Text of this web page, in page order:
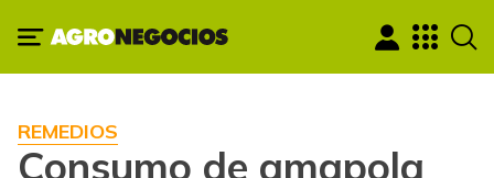
REMEDIOS
Consumo de amapola